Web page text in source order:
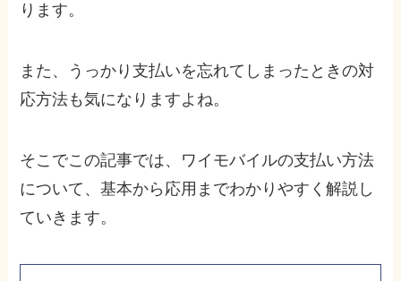
ります。
また、うっかり支払いを忘れてしまったときの対
応方法も気になりますよね。
そこでこの記事では、ワイモバイルの支払い方法
について、基本から応用までわかりやすく解説し
ていきます。